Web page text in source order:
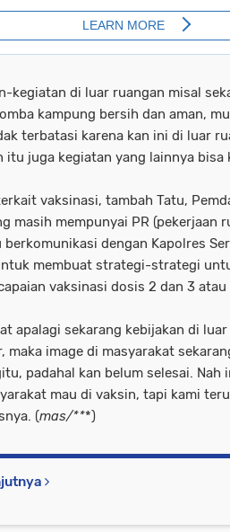
kegiatan di luar ruangan misal
kampung bersih dan aman,
terbatasi karena kan ini di luar
itu juga kegiatan yang lainnya bisa
vaksinasi, tambah Tatu,
masih mempunyai PR (pekerjaan
berkomunikasi dengan Kapolres
membuat strategi-strategi
vaksinasi dosis 2 dan 3
apalagi sekarang kebijakan di
maka image di masyarakat
padahal kan belum selesai. Nah
mau di vaksin, tapi kami
(mas/***)